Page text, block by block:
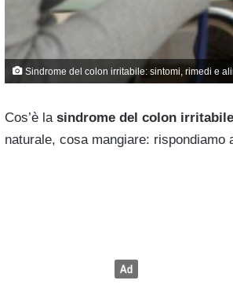
Sindrome del colon irritabile: sintomi, rimedi e
Cos’è la sindrome del colon irritabile
naturale, cosa mangiare: rispondiamo